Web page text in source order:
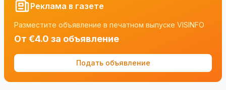
Реклама в газете
Разместите объявление в печатном выпуске VISINFO
От €4.0 за объявление
Подать объявление